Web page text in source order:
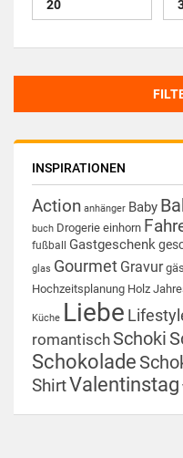
INSPIRATIONEN
Action anhänger Baby
buch Drogerie einhorn
fußball Gastgeschenk
glas Gourmet Gravur
Hochzeitsplanung Holz
Küche Liebe
romantisch Schoki
Schokolade
ShirtValentinstag